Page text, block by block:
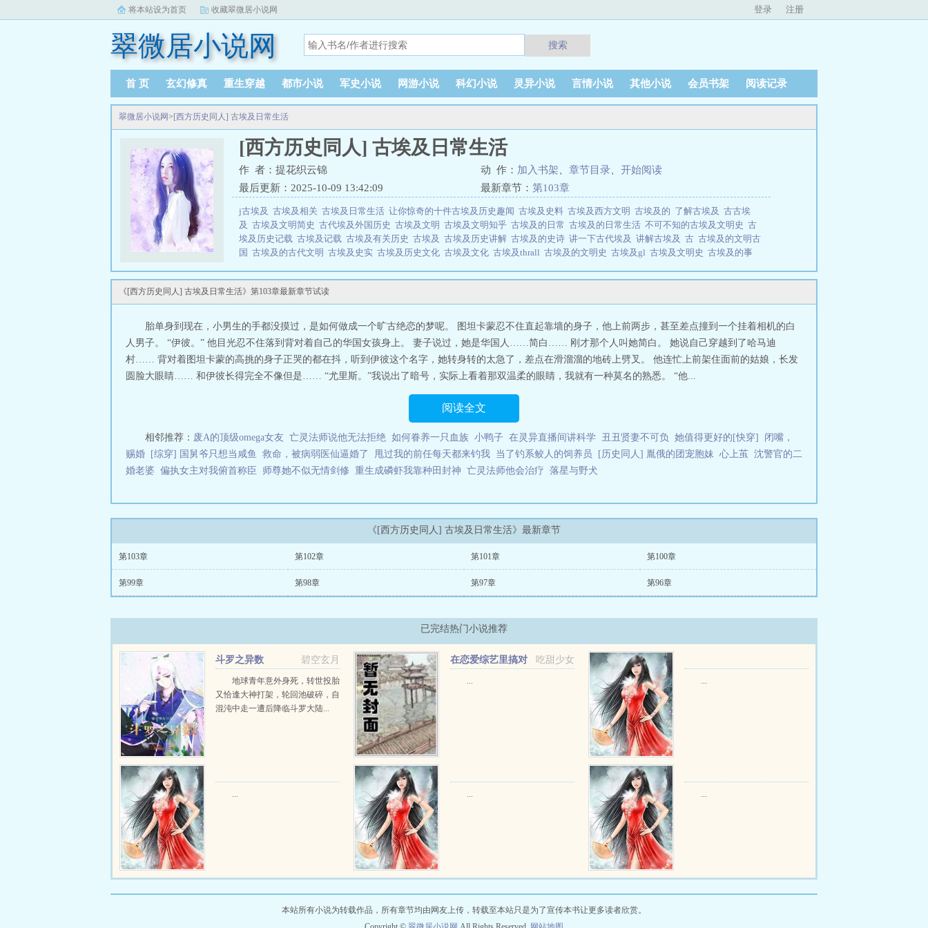
将本站设为首页 收藏翠微居小说网 登录 注册
翠微居小说网 搜索
首 页 玄幻修真 重生穿越 都市小说 军史小说 网游小说 科幻小说 灵异小说 言情小说 其他小说 会员书架 阅读记录
翠微居小说网> [西方历史同人] 古埃及日常生活
[西方历史同人] 古埃及日常生活
作 者：提花织云锦 动 作： 加入书架 章节目录
开始阅读
最后更新：2025-10-09 13:42:09
最新章节： 第103章
j古埃及 古埃及相关 古埃及日常生活 让你惊奇的十件古埃及历史趣闻 古埃及史料 古埃及西方文明 古埃及的 了解古埃及 古古埃
及 古埃及文明简史 古代埃及外国历史 古埃及文明 古埃及文明知乎 古埃及的日常 古埃及的日常生活 不可不知的古埃及文明史 古
埃及历史记载 古埃及记载 古埃及有关历史 古埃及 古埃及历史讲解 古埃及的史诗 讲一下古代埃及 讲解古埃及 古 古埃及的文明古
国 古埃及的古代文明 古埃及史实 古埃及历史文化 古埃及文化 古埃及thrall 古埃及的文明史 古埃及gl 古埃及文明史 古埃及的事
史讲述古埃及古埃及的可怕历史古埃及历史文明尼罗河畔，芦苇丛岸边，少年法老王坐在纸莎草和芦苇茎编制的垫子上，默默擦
拭着自己心爱的鱼杈，纤细的背影都透露着一股乖巧。火红的太阳从西边缓缓消失在尼罗河谷金字塔的背后，他手起杈落，像是一把
已..[西方历史同人]古埃及日常生活
《[西方历史同人] 古埃及日常生活》第103章最新章节试读
胎单身到现在，小男生的手都没摸过，是如何做成一个旷古绝恋的梦呢。 图坦卡蒙忍不住直起靠墙的身子，他上前两步，甚至差点撞到一个挂着相机的白
人男子。 “伊彼。” 他目光忍不住落到背对着自己的华国女孩身上。 妻子说过，她是华国人……简白…… 刚才那个人叫她简白。 她说自己穿越到了哈马迪
村…… 背对着图坦卡蒙的高挑的身子正哭的都在抖，听到伊彼这个名字，她转身转的太急了，差点在滑溜溜的地砖上劈叉。 他连忙上前架住面前的姑娘，长发
圆脸大眼睛…… 和伊彼长得完全不像但是…… “尤里斯。”我说出了暗号，实际上看着那双温柔的眼睛，我就有一种莫名的熟悉。 “他...
阅读全文
相邻推荐： 废A的顶级omega女友 亡灵法师说他无法拒绝 如何眷养一只血族 小鸭子 在灵异直播间讲科学 丑丑贤妻不可负 她值得更好的[快穿]
闭嘴，
赐婚
[综穿] 国舅爷只想当咸鱼 救命，被病弱医仙逼婚了 甩过我的前任每天都来钓我 当了钓系鲛人的饲养员 [历史同人] 胤俄的团宠胞妹 心上茧 沈警官的二
婚老婆 偏执女主对我俯首称臣 师尊她不似无情剑修 重生成磷虾我靠种田封神 亡灵法师他会治疗 落星与野犬
《[西方历史同人] 古埃及日常生活》最新章节
第103章 第102章 第101章 第100章
第99章 第98章 第97章 第96章
已完结热门小说推荐
碧空玄月
斗罗之异数
地球青年意外身死，转世投胎
又恰逢大神打架，轮回池破碎，自
混沌中走一遭后降临斗罗大陆...
吃甜少女
在恋爱综艺里搞对
... ...
... ... ...
本站所有小说为转载作品，所有章节均由网友上传，转载至本站只是为了宣传本书让更多读者欣赏。